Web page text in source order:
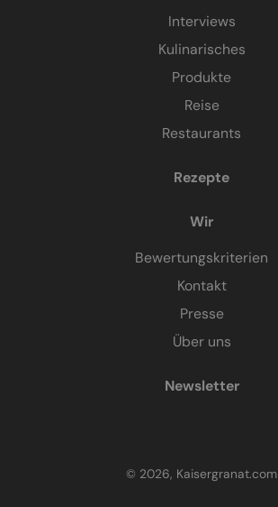
Interviews
Kulinarisches
Produkte
Reise
Restaurants
Rezepte
Wir
Bewertungskriterien
Kontakt
Presse
Über uns
Newsletter
© 2026, Kaisergranat.com